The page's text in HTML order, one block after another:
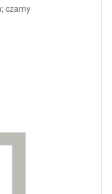
czarny